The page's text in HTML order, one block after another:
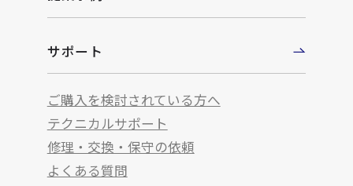
サポート
ご購入を検討されている方へ
テクニカルサポート
修理・交換・保守の依頼
よくある質問